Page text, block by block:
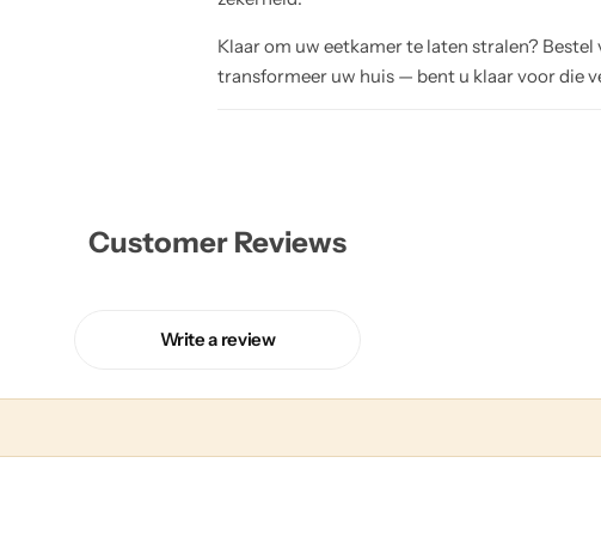
Klaar om uw eetkamer te laten stralen?
transformeer uw huis — bent u klaar voor die
Customer Reviews
Write a review